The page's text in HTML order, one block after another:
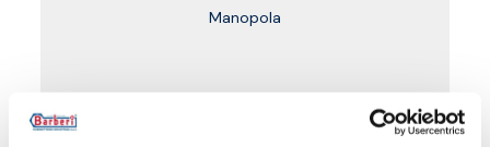
Manopola